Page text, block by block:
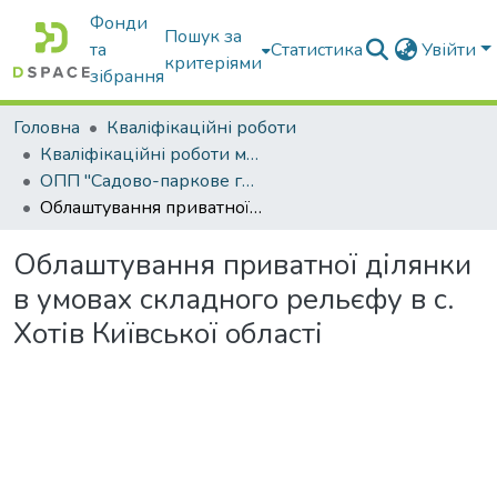
Фонди
та
зібрання
Пошук за
критеріями
Статистика Увійти
Головна
Кваліфікаційні роботи
Кваліфікаційні роботи магістрів
ОПП "Садово-паркове господарство"
Облаштування приватної ділянки в умовах складного рельєфу в с. Хотів Київської області
Облаштування приватної ділянки
в умовах складного рельєфу в с.
Хотів Київської області